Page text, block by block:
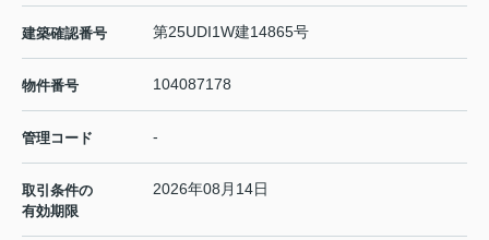
建築確認番号 第25UDI1W建14865号
物件番号 104087178
管理コード -
取引条件の
有効期限
2026年08月14日